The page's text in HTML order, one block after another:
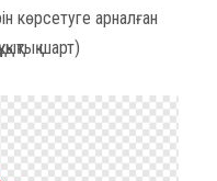
көрсетуге арналған
шарт)